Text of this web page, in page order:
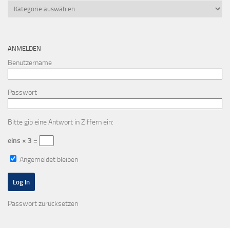
Kategorien
ANMELDEN
Benutzername
Passwort
Bitte gib eine Antwort in Ziffern ein:
eins × 3 =
Angemeldet bleiben
Passwort zurücksetzen